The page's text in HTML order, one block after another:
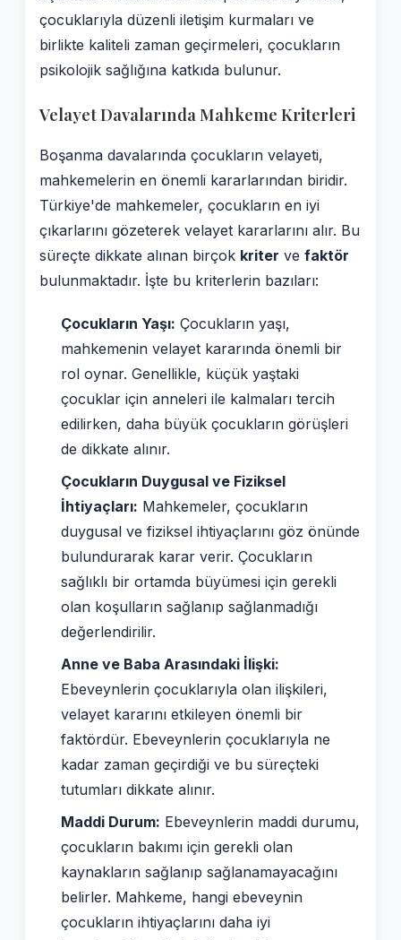
çocuklarıyla düzenli iletişim kurmaları ve
birlikte kaliteli zaman geçirmeleri, çocukların
psikolojik sağlığına katkıda bulunur.
Velayet Davalarında Mahkeme Kriterleri
Boşanma davalarında çocukların velayeti,
mahkemelerin en önemli kararlarından biridir.
Türkiye'de mahkemeler, çocukların en iyi
çıkarlarını gözeterek velayet kararlarını alır. Bu
süreçte dikkate alınan birçok kriter ve faktör
bulunmaktadır. İşte bu kriterlerin bazıları:
Çocukların Yaşı: Çocukların yaşı,
mahkemenin velayet kararında önemli bir
rol oynar. Genellikle, küçük yaştaki
çocuklar için anneleri ile kalmaları tercih
edilirken, daha büyük çocukların görüşleri
de dikkate alınır.
Çocukların Duygusal ve Fiziksel
İhtiyaçları: Mahkemeler, çocukların
duygusal ve fiziksel ihtiyaçlarını göz önünde
bulundurarak karar verir. Çocukların
sağlıklı bir ortamda büyümesi için gerekli
olan koşulların sağlanıp sağlanmadığı
değerlendirilir.
Anne ve Baba Arasındaki İlişki:
Ebeveynlerin çocuklarıyla olan ilişkileri,
velayet kararını etkileyen önemli bir
faktördür. Ebeveynlerin çocuklarıyla ne
kadar zaman geçirdiği ve bu süreçteki
tutumları dikkate alınır.
Maddi Durum: Ebeveynlerin maddi durumu,
çocukların bakımı için gerekli olan
kaynakların sağlanıp sağlanamayacağını
belirler. Mahkeme, hangi ebeveynin
çocukların ihtiyaçlarını daha iyi